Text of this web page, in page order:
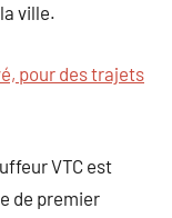
ville.
pour des trajets
VTC est
de premier